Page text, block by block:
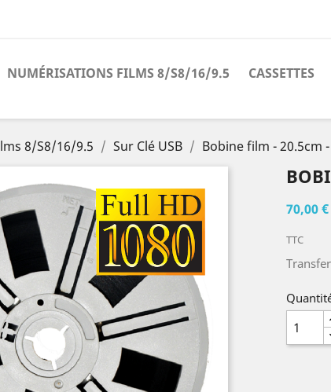
NUMÉRISATIONS FILMS 8/S8/16/9.5 CASSETTES
8/S8/16/9.5 Sur Clé USB Bobine film - 20.5cm
70,00 €
TTC